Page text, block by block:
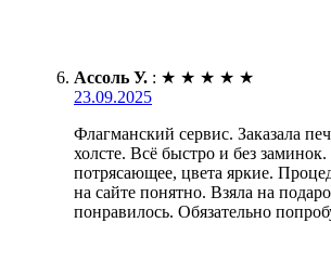
Ассоль У. : ★ ★ ★ ★ ★
23.09.2025
Флагманский сервис. Заказала
холсте. Всё быстро и без заминок.
потрясающее, цвета яркие.
на сайте понятно. Взяла на
понравилось. Обязательно